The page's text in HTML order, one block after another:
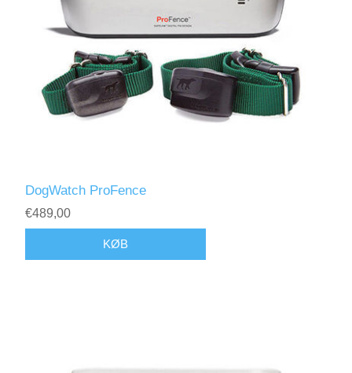
DogWatch ProFence
€489,00